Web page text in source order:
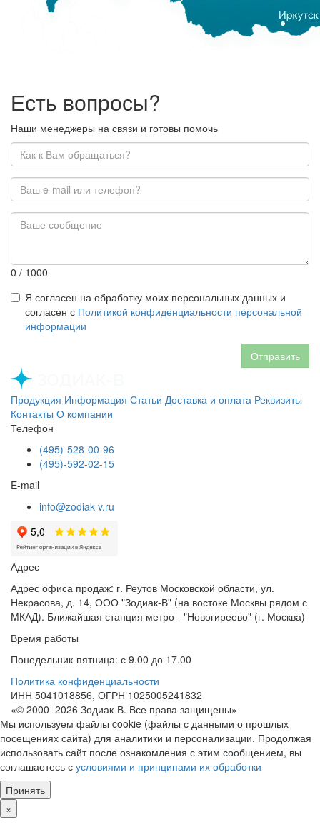
Есть вопросы?
Наши менеджеры на связи и готовы помочь
0 / 1000
Я согласен на обработку моих персональных данных и
согласен с Политикой конфиденциальности персональной
информации
Отправить
Продукция Информация Статьи Доставка и оплата Реквизиты
Контакты О компании
Телефон
(495)-528-00-96
(495)-592-02-15
E-mail
info@zodiak-v.ru
Адрес
Адрес офиса продаж: г. Реутов Московской области, ул.
Некрасова, д. 14, ООО "Зодиак-В" (на востоке Москвы рядом с
МКАД). Ближайшая станция метро - "Новогиреево" (г. Москва)
Время работы
Понедельник-пятница: с 9.00 до 17.00
Политика конфиденциальности
ИНН 5041018856, ОГРН 1025005241832
«© 2000–2026 Зодиак-В. Все права защищены»
Мы используем файлы cookie (файлы с данными о прошлых
посещениях сайта) для аналитики и персонализации. Продолжая
использовать сайт после ознакомления с этим сообщением, вы
соглашаетесь с условиями и принципами их обработки
Принять
×